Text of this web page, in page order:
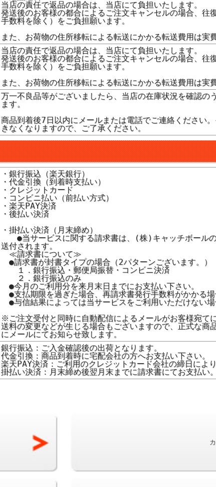
当店の責任で返品の場合は、当店にて負担いたします。
発送後のお客様の都合によるご注文キャンセルの場合、
手数料を除く）をご負担願います。
また、お荷物の住所移転による転送にかかる転送費用は実
当店の責任で返品の場合は、当店にて負担いたします。
発送後のお客様の都合によるご注文キャンセルの場合、
手数料を除く）をご負担願います。
また、お荷物の住所移転による転送にかかる転送費用は実
万一不良品等がございましたら、当店の在庫状況を確認の
ます。
商品到着後7日以内にメールまたは電話でご連絡ください
きなくなりますので、ご了承ください。
・銀行振込（楽天銀行）
・代金引換（到着時支払い）
・クレジットカード
・コンビニ払い（前払い方式）
・楽天PAY決済
・後払い決済
・掛払い決済（月末締め）
●当サービスに関する請求書は、(株)キャッチボール
送付されます。
≪請求書について≫
●請求書が封書タイプの場合（2パターンございます。）
１．銀行振込・郵便局振替・コンビニ決済
２．銀行振込のみ
●今月のご利用分を来月末日までにお支払い下さい。
●支払期限を過ぎた場合、再請求書発行手数料がかかる場
●与信結果によっては当サービスをご利用いただけない場
※ご注文受付と同時に自動配信によるメールがお客様宛て
送料の変更などが生じる場合もございますので、正式な商
にメールにてお知らせ致します。
銀行振込：ご入金確認後の出荷となります。
代金引換：商品到着時に宅配会社の方へお支払い下さい。
楽天PAY決済：ご利用のクレジットカード会社の締日により
掛払い決済：月末締め後翌月末までに請求書にてお支払い。